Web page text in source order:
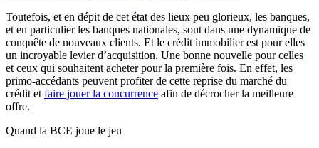
Toutefois, et en dépit de cet état des lieux peu glorieux, les banques,
et en particulier les banques nationales, sont dans une dynamique de
conquête de nouveaux clients. Et le crédit immobilier est pour elles
un incroyable levier d’acquisition. Une bonne nouvelle pour celles
et ceux qui souhaitent acheter pour la première fois. En effet, les
primo-accédants peuvent profiter de cette reprise du marché du
crédit et faire jouer la concurrence afin de décrocher la meilleure
offre.
Quand la BCE joue le jeu